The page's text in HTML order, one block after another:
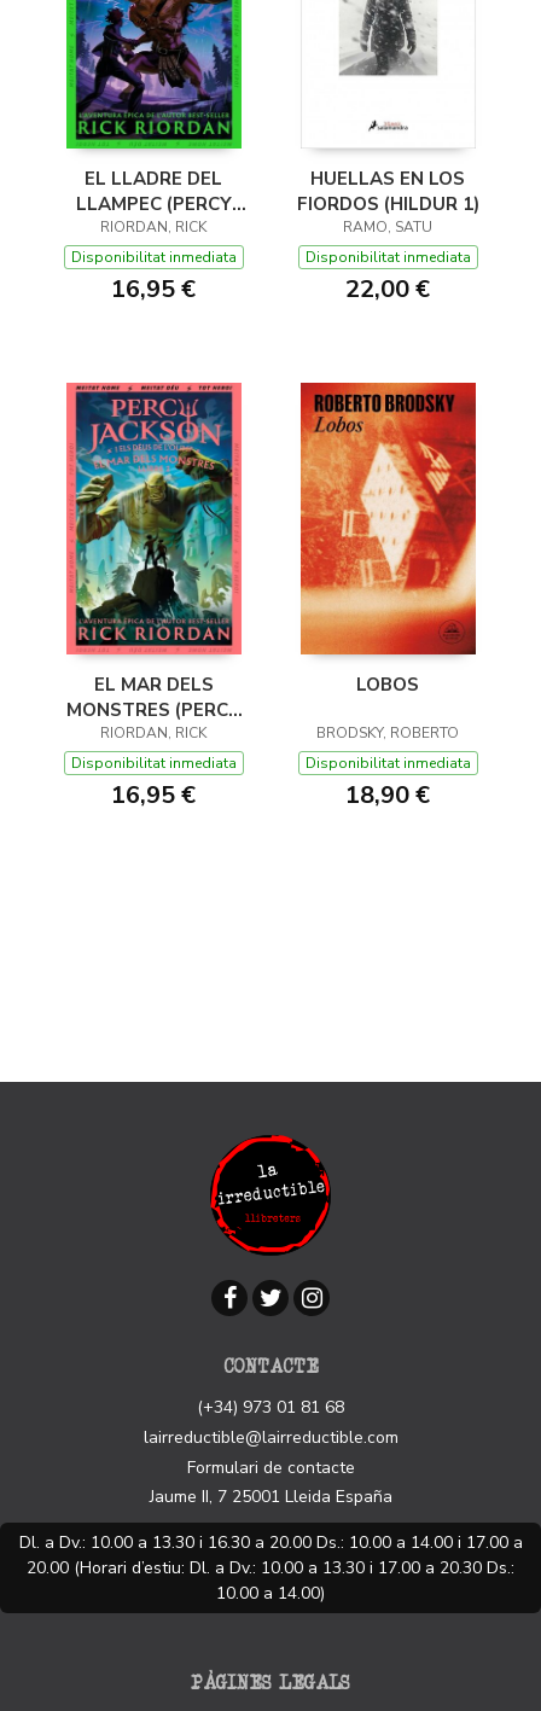
EL LLADRE DEL
LLAMPEC (PERCY
JACKSON I ELS DÉUS
DE L'OLIMP 1)
RIORDAN, RICK
Disponibilitat inmediata
16,95 €
HUELLAS EN LOS
FIORDOS (HILDUR 1)
RAMO, SATU
Disponibilitat inmediata
22,00 €
EL MAR DELS
MONSTRES (PERCY
JACKSON I ELS DÉUS
DE L'OLIMP 2)
RIORDAN, RICK
Disponibilitat inmediata
16,95 €
LOBOS
BRODSKY, ROBERTO
Disponibilitat inmediata
18,90 €
CONTACTE
(+34) 973 01 81 68
lairreductible@lairreductible.com
Formulari de contacte
Jaume II, 7 25001 Lleida España
Dl. a Dv.: 10.00 a 13.30 i 16.30 a 20.00 Ds.: 10.00 a 14.00 i 17.00 a
20.00 (Horari d’estiu: Dl. a Dv.: 10.00 a 13.30 i 17.00 a 20.30 Ds.:
10.00 a 14.00)
PÀGINES LEGALS